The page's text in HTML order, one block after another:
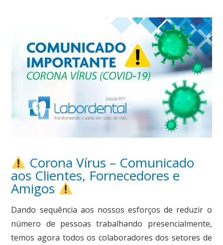
Corona Vírus – Comunicado
aos Clientes, Fornecedores e
Amigos
Dando sequência aos nossos esforços de reduzir o
número de pessoas trabalhando presencialmente,
temos agora todos os colaboradores dos setores de